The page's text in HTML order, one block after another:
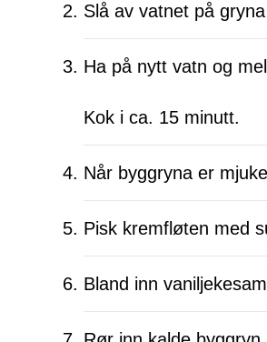
Slå av vatnet på
Ha på nytt vatn og
Kok i ca. 15 minutt.
Når byggryna er
Pisk kremfløten med
Bland inn